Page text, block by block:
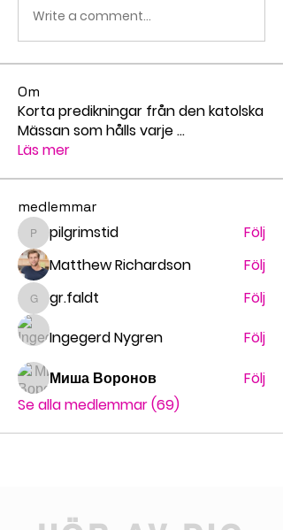
Write a comment...
Om
Korta predikningar från den katolska
Mässan som hålls varje...
Läs mer
medlemmar
pilgrimstid
pilgrimstid
Följ
Matthew Richardson
Följ
gr.faldt
gr.faldt
Följ
Ingegerd Nygren
Följ
Миша Воронов
Följ
Se alla medlemmar (69)